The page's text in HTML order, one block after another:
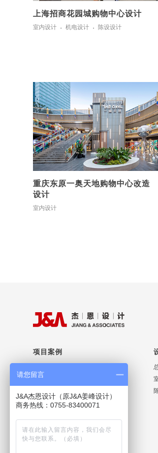
上海招商花园城购物中心设计
室内设计 机电设计 陈设设计
重庆东原一奥天地购物中心改造
设计
室内设计
项目案例
地产豪宅设计
酒店空间设计
文化教育设计
轨道交通设计
联系方式
请您留言
J&A杰恩设计（原J&A姜峰设计）
商务热线：0755-83400071